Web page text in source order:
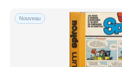
Nouveau